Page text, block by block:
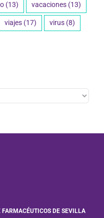
(13) vacaciones (13)
viajes (17) virus (8)
DE SEVILLA